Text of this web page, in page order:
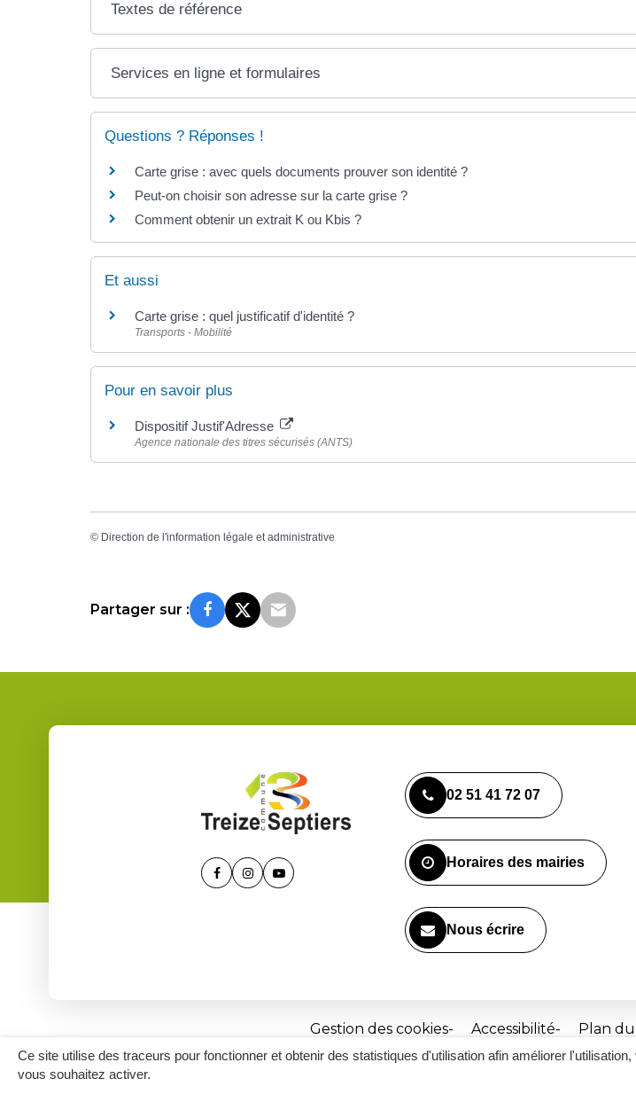
Ce site utilise des traceurs pour fonctionner et obtenir des statistiques d'utilisation afin améliorer
vous souhaitez activer.
Textes de référence
Services en ligne et formulaires
Questions ? Réponses !
Carte grise : avec quels documents prouver son identité ?
Peut-on choisir son adresse sur la carte grise ?
Comment obtenir un extrait K ou Kbis ?
Et aussi
Carte grise : quel justificatif d'identité ?
Transports - Mobilité
Pour en savoir plus
Dispositif Justif'Adresse
Agence nationale des titres sécurisés (ANTS)
© Direction de l'information légale et administrative
Partager sur :
Lien Lien Lien
02 51 41 72 07
Horaires des mairies
Nous écrire
Gestion des cookies Accessibilité Plan